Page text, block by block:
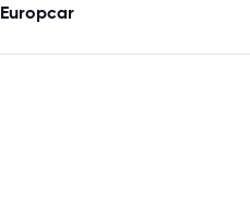
Europcar